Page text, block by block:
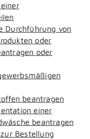
Durchführung von
oder
oder
beantragen
einer
beantragen
Bestellung